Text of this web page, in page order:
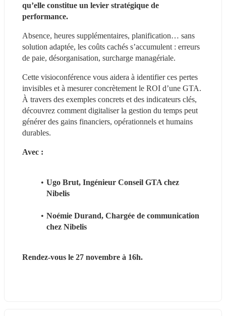
qu’elle constitue un levier stratégique de
performance.
Absence, heures supplémentaires, planification… sans
solution adaptée, les coûts cachés s’accumulent : erreurs
de paie, désorganisation, surcharge managériale.
Cette visioconférence vous aidera à identifier ces pertes
invisibles et à mesurer concrètement le ROI d’une GTA.
À travers des exemples concrets et des indicateurs clés,
découvrez comment digitaliser la gestion du temps peut
générer des gains financiers, opérationnels et humains
durables.
Avec :
Ugo Brut, Ingénieur Conseil GTA chez
Nibelis
Noémie Durand, Chargée de communication
chez Nibelis
Rendez-vous le 27 novembre à 16h.